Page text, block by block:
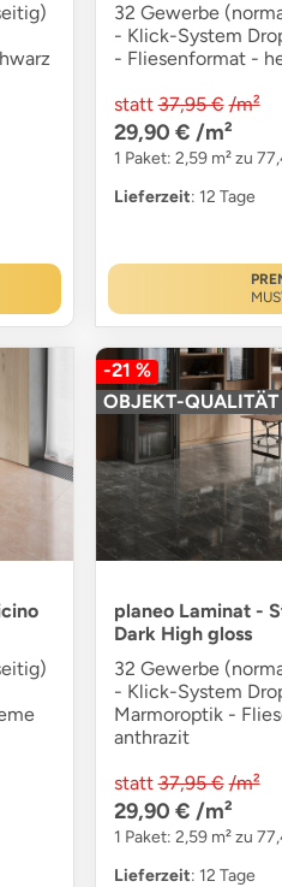
32 Gewerbe
- Klick-System
- Fliesenformat -
statt 37,95 € /m²
29,90 € /m²
1 Paket: 2,59 m² zu
Lieferzeit: 12 Tage
-21 %
OBJEKT-QUALITÄT
planeo Laminat -
Dark High gloss
32 Gewerbe
- Klick-System
Marmoroptik -
anthrazit
statt 37,95 € /m²
29,90 € /m²
1 Paket: 2,59 m² zu
Lieferzeit: 12 Tage